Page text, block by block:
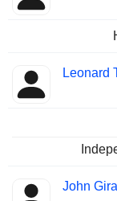
Leonard
John